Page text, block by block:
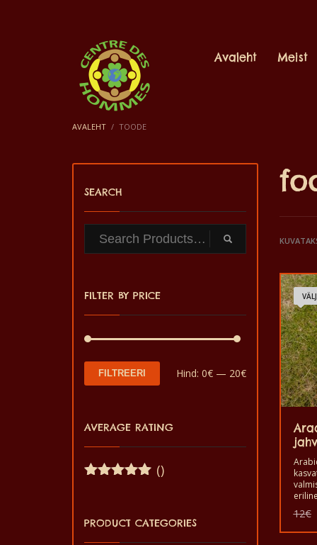
Avaleht Meist
AVALEHT TOODE
Hea
12€
SEARCH
FILTER BY PRICE
Minimaalne
Maksimaalne
FILTREERI Hind: 0€— 20€
AVERAGE RATING
()
PRODUCT CATEGORIES